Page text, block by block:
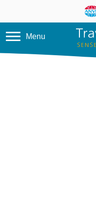
Menu